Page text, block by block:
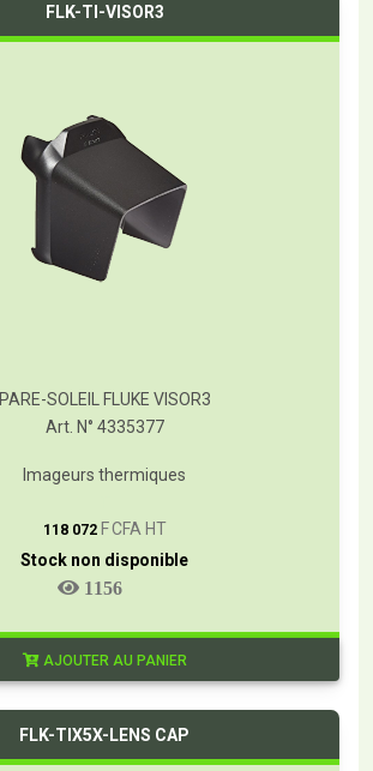
FLK-TI-VISOR3
PARE-SOLEIL FLUKE VISOR3
Art. N° 4335377
Imageurs thermiques
118 072 F CFA HT
Stock non disponible
1156
AJOUTER AU PANIER
FLK-TIX5X-LENS CAP